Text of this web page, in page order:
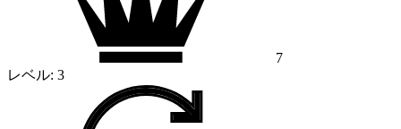
7
レベル: 3